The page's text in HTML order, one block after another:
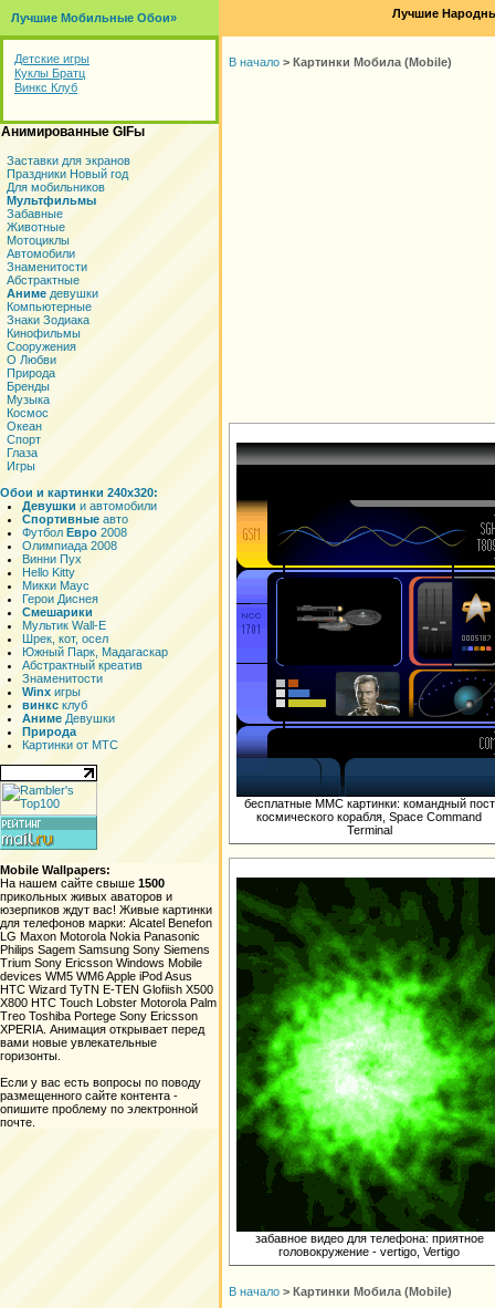
Лучшие Мобильные Обои»
Детские игры
Куклы Братц
Винкс Клуб
Анимированные GIFы
Заставки для экранов
Праздники Новый год
Для мобильников
Мультфильмы
Забавные
Животные
Мотоциклы
Автомобили
Знаменитости
Абстрактные
Аниме девушки
Компьютерные
Знаки Зодиака
Кинофильмы
Сооружения
О Любви
Природа
Бренды
Музыка
Космос
Океан
Спорт
Глаза
Игры
Обои и картинки 240x320:
Девушки и автомобили
Спортивные авто
Футбол Евро 2008
Олимпиада 2008
Винни Пух
Hello Kitty
Микки Маус
Герои Диснея
Смешарики
Мультик Wall-E
Шрек, кот, осел
Южный Парк, Мадагаскар
Абстрактный креатив
Знаменитости
Winx игры
винкс клуб
Аниме Девушки
Природа
Картинки от МТС
Mobile Wallpapers:
На нашем сайте свыше 1500
прикольных живых аваторов и
юзерпиков ждут вас! Живые картинки
для телефонов марки: Alcatel Benefon
LG Maxon Motorola Nokia Panasonic
Philips Sagem Samsung Sony Siemens
Trium Sony Ericsson Windows Mobile
devices WM5 WM6 Apple iPod Asus
HTC Wizard TyTN E-TEN Glofiish X500
X800 HTC Touch Lobster Motorola Palm
Treo Toshiba Portege Sony Ericsson
XPERIA. Анимация открывает перед
вами новые увлекательные
горизонты.
Если у вас есть вопросы по поводу
размещенного сайте контента -
опишите проблему по электронной
почте.
Лучшие
В начало > Картинки Мобила (Mobile)
бесплатные ММС картинки: командный пост
космического корабля, Space Command
Terminal
забавное видео для телефона: приятное
головокружение - vertigo, Vertigo
В начало > Картинки Мобила (Mobile)